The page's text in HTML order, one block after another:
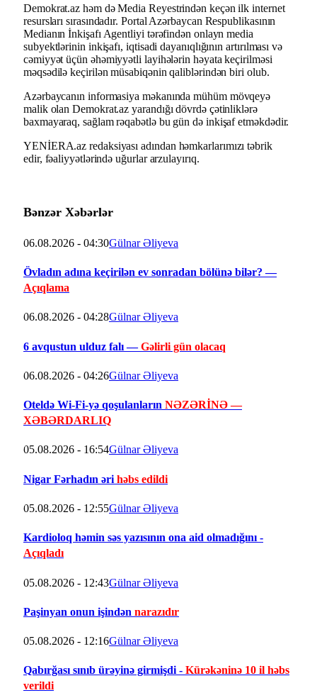
Demokrat.az həm də Media Reyestrindən keçən ilk internet
resursları sırasındadır. Portal Azərbaycan Respublikasının
Medianın İnkişafı Agentliyi tərəfindən onlayn media
subyektlərinin inkişafı, iqtisadi dayanıqlığının artırılması və
cəmiyyət üçün əhəmiyyətli layihələrin həyata keçirilməsi
məqsədilə keçirilən müsabiqənin qaliblərindən biri olub.
Azərbaycanın informasiya məkanında mühüm mövqeyə
malik olan Demokrat.az yarandığı dövrdə çətinliklərə
baxmayaraq, sağlam rəqabətlə bu gün də inkişaf etməkdədir.
YENİERA.az redaksiyası adından həmkarlarımızı təbrik
edir, fəaliyyətlərində uğurlar arzulayırıq.
Bənzər Xəbərlər
06.08.2026 - 04:30Gülnar Əliyeva
Övladın adına keçirilən ev sonradan bölünə bilər? —
Açıqlama
06.08.2026 - 04:28Gülnar Əliyeva
6 avqustun ulduz falı —Gəlirli gün olacaq
06.08.2026 - 04:26Gülnar Əliyeva
Oteldə Wi-Fi-yə qoşulanların NƏZƏRİNƏ —
XƏBƏRDARLIQ
05.08.2026 - 16:54Gülnar Əliyeva
Nigar Fərhadın əri həbs edildi
05.08.2026 - 12:55Gülnar Əliyeva
Kardioloq həmin səs yazısının ona aid olmadığını -
Açıqladı
05.08.2026 - 12:43Gülnar Əliyeva
Paşinyan onun işindən narazıdır
05.08.2026 - 12:16Gülnar Əliyeva
Qabırğası sınıb ürəyinə girmişdi - Kürəkəninə 10 il həbs
verildi